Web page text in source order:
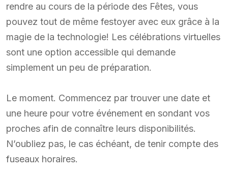
rendre au cours de la période des Fêtes, vous
pouvez tout de même festoyer avec eux grâce à la
magie de la technologie! Les célébrations virtuelles
sont une option accessible qui demande
simplement un peu de préparation.
Le moment. Commencez par trouver une date et
une heure pour votre événement en sondant vos
proches afin de connaître leurs disponibilités.
N’oubliez pas, le cas échéant, de tenir compte des
fuseaux horaires.